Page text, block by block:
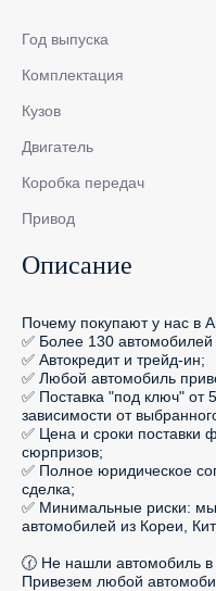
Год выпуска
Комплектация
Кузов
Двигатель
Коробка передач
Привод
Описание
Почему покупают у нас в
✅ Более 130 автомобилей
✅ Автокредит и трейд-ин;
✅ Любой автомобиль
✅ Поставка "под ключ" от
зависимости от
✅ Цена и сроки поставки
сюрпризов;
✅ Полное юридическое
сделка;
✅ Минимальные риски:
автомобилей из Кореи,
🕜 Не нашли автомобиль
Привезем любой